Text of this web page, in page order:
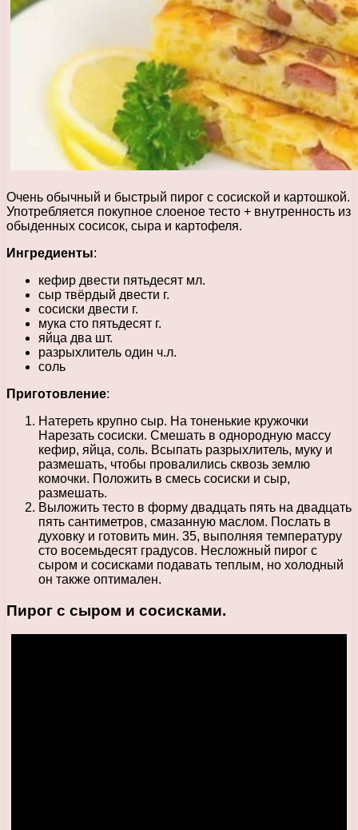
Очень обычный и быстрый пирог с сосиской и картошкой.
Употребляется покупное слоеное тесто + внутренность из
обыденных сосисок, сыра и картофеля.
Ингредиенты:
кефир двести пятьдесят мл.
сыр твёрдый двести г.
сосиски двести г.
мука сто пятьдесят г.
яйца два шт.
разрыхлитель один ч.л.
соль
Приготовление:
Натереть крупно сыр. На тоненькие кружочки
Нарезать сосиски. Смешать в однородную массу
кефир, яйца, соль. Всыпать разрыхлитель, муку и
размешать, чтобы провалились сквозь землю
комочки. Положить в смесь сосиски и сыр,
размешать.
Выложить тесто в форму двадцать пять на двадцать
пять сантиметров, смазанную маслом. Послать в
духовку и готовить мин. 35, выполняя температуру
сто восемьдесят градусов. Несложный пирог с
сыром и сосисками подавать теплым, но холодный
он также оптимален.
Пирог с сыром и сосисками.